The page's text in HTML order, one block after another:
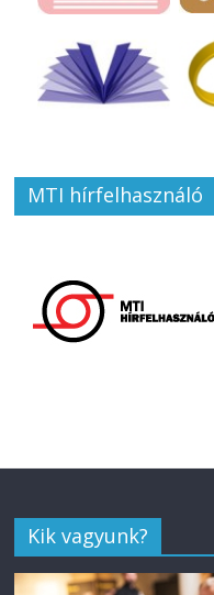
MTI hírfelhasználó
Kik vagyunk?